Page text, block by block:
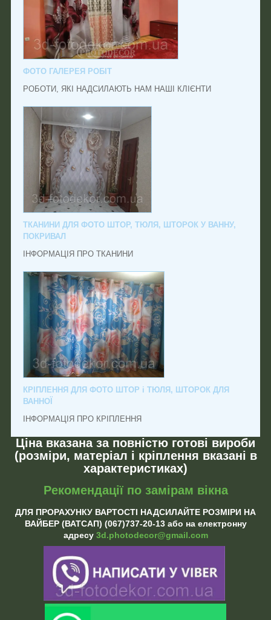
ФОТО ГАЛЕРЕЯ РОБІТ
РОБОТИ, ЯКІ НАДСИЛАЮТЬ НАМ НАШІ КЛІЄНТИ
ТКАНИНИ ДЛЯ ФОТО ШТОР, ТЮЛЯ, ШТОРОК У ВАННУ,
ПОКРИВАЛ
ІНФОРМАЦІЯ ПРО ТКАНИНИ
КРІПЛЕННЯ ДЛЯ ФОТО ШТОР і ТЮЛЯ, ШТОРОК ДЛЯ
ВАННОЇ
ІНФОРМАЦІЯ ПРО КРІПЛЕННЯ
Ціна вказана за повністю готові вироби
(розміри, матеріал і кріплення вказані в
характеристиках)
Рекомендації по замірам вікна
ДЛЯ ПРОРАХУНКУ ВАРТОСТІ НАДСИЛАЙТЕ РОЗМІРИ НА
ВАЙБЕР (ВАТСАП) (067)737-20-13 або на електронну
адресу 3d.photodecor@gmail.com